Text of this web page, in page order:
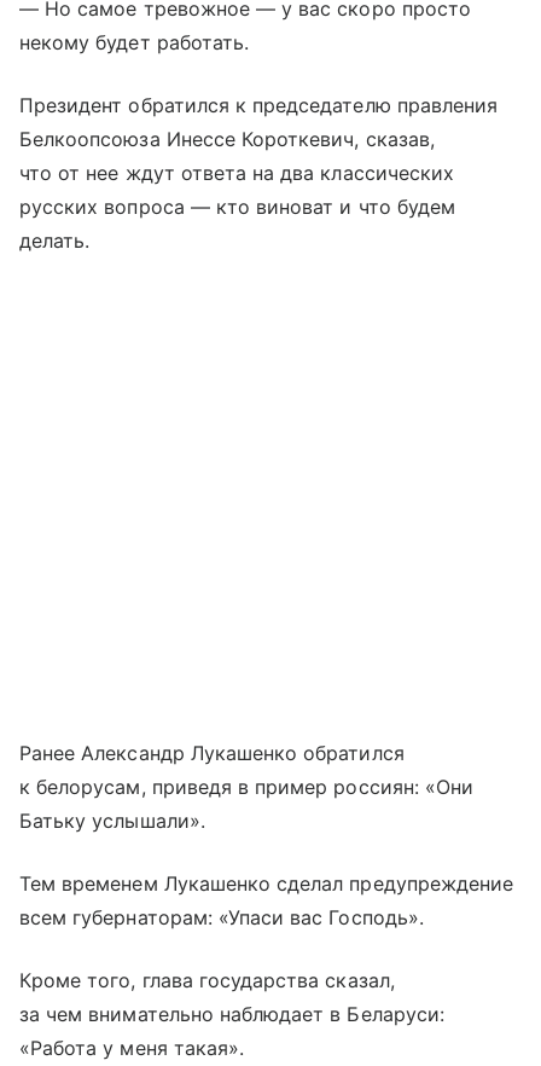
— Но самое тревожное — у вас скоро просто
некому будет работать.
Президент обратился к председателю правления
Белкоопсоюза Инессе Короткевич, сказав,
что от нее ждут ответа на два классических
русских вопроса — кто виноват и что будем
делать.
Ранее Александр Лукашенко обратился
к белорусам, приведя в пример россиян: «Они
Батьку услышали».
Тем временем Лукашенко сделал предупреждение
всем губернаторам: «Упаси вас Господь».
Кроме того, глава государства сказал,
за чем внимательно наблюдает в Беларуси:
«Работа у меня такая».